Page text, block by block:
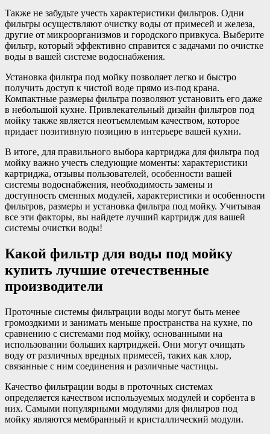
Также не забудьте учесть характеристики фильтров. Одни
фильтры осуществляют очистку воды от примесей и железа,
другие от микроорганизмов и городского привкуса. Выберите
фильтр, который эффективно справится с задачами по очистке
воды в вашей системе водоснабжения.
Установка фильтра под мойку позволяет легко и быстро
получить доступ к чистой воде прямо из-под крана.
Компактные размеры фильтра позволяют установить его даже
в небольшой кухне. Привлекательный дизайн фильтров под
мойку также является неотъемлемым качеством, которое
придает позитивную позицию в интерьере вашей кухни.
В итоге, для правильного выбора картриджа для фильтра под
мойку важно учесть следующие моменты: характеристики
картриджа, отзывы пользователей, особенности вашей
системы водоснабжения, необходимость замены и
доступность сменных модулей, характеристики и особенности
фильтров, размеры и установка фильтра под мойку. Учитывая
все эти факторы, вы найдете лучший картридж для вашей
системы очистки воды!
Какой фильтр для воды под мойку
купить лучшие отечественные
производители
Проточные системы фильтрации воды могут быть менее
громоздкими и занимать меньше пространства на кухне, по
сравнению с системами под мойку, основанными на
использовании больших картриджей. Они могут очищать
воду от различных вредных примесей, таких как хлор,
связанные с ним соединения и различные частицы.
Качество фильтрации воды в проточных системах
определяется качеством используемых модулей и сорбента в
них. Самыми популярными модулями для фильтров под
мойку являются мембранный и кристаллический модули.